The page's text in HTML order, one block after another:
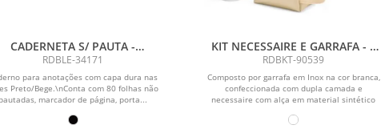
CADERNETA S/ PAUTA -
12,2X17CM - BEGE/PRETO
RDBLE-34171
para anotações com capa dura nas
Preto/Bege.\nConta com 80 folhas não
marcador de página, porta...
KIT NECESSAIRE E GARRAFA - 2
PÇS
RDBKT-90539
Composto por garrafa em Inox na cor branca,
confeccionada com dupla camada e
necessaire com alça em material sintético